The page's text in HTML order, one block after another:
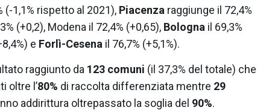
(-1,1% rispetto al 2021), Piacenza raggiunge il 72,4%
(+0,2), Modena il 72,4% (+0,65), Bologna il 69,3%
e Forlì-Cesena il 76,7% (+5,1%).
raggiunto da 123 comuni (il 37,3% del totale) che
oltre l’80% di raccolta differenziata mentre 29
addirittura oltrepassato la soglia del 90%.